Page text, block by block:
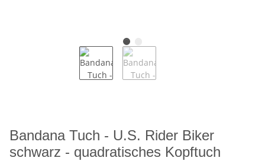
Bandana Tuch - U.S. Rider Biker
schwarz - quadratisches Kopftuch